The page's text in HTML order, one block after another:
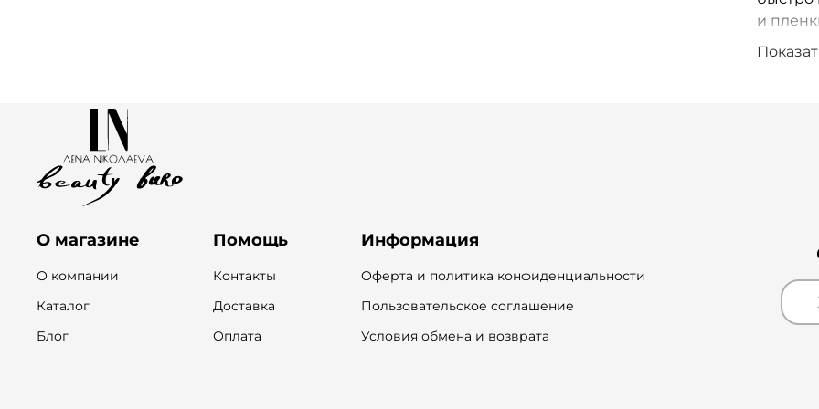
и
О магазине
О компании
Каталог
Блог
Помощь
Контакты
Доставка
Оплата
Информация
Оферта и политика конфиденциальности
Пользовательское соглашение
Условия обмена и возврата